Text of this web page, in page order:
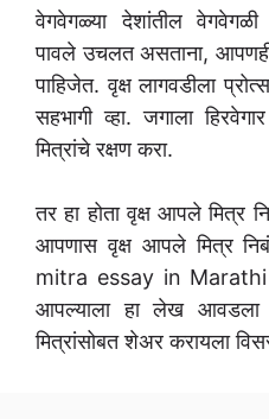
वेगवेगळ्या देशांतील वेगवेगळी
पावले उचलत असताना,
पाहिजेत. वृक्ष लागवडीला
सहभागी व्हा. जगाला
मित्रांचे रक्षण करा.
तर हा होता वृक्ष आपले मित्र
आपणास वृक्ष आपले मित्र
mitra essay in
आपल्याला हा लेख
मित्रांसोबत शेअर करायला